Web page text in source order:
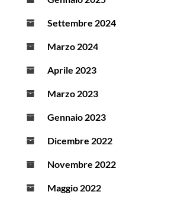
Settembre 2024
Marzo 2024
Aprile 2023
Marzo 2023
Gennaio 2023
Dicembre 2022
Novembre 2022
Maggio 2022